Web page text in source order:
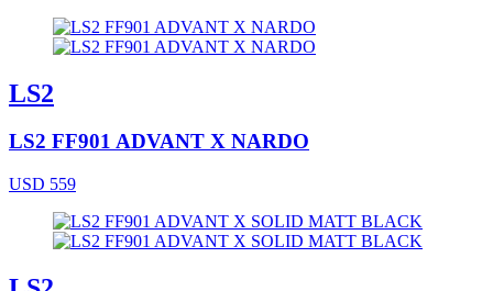
LS2
LS2 FF901 ADVANT X NARDO
USD 559